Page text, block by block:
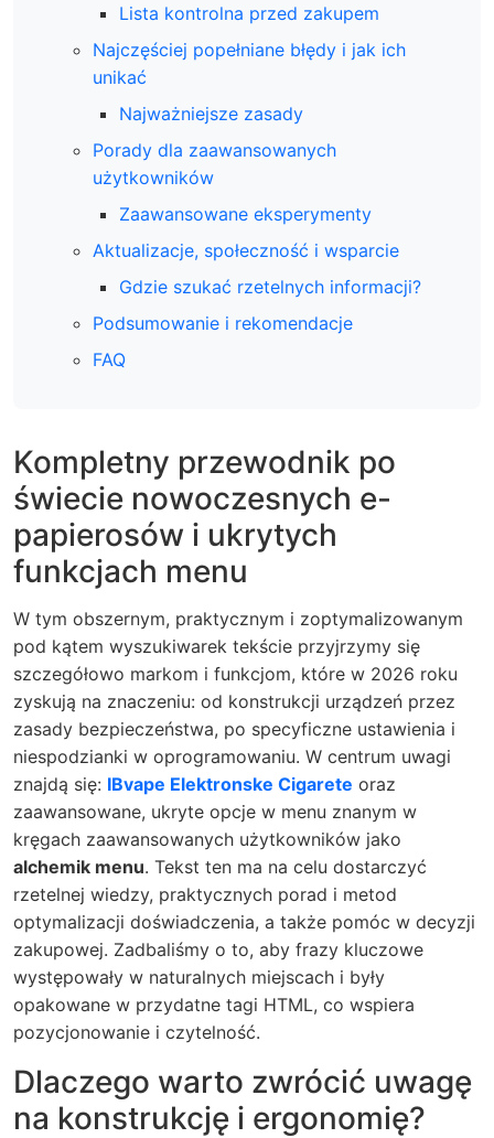
Lista kontrolna przed zakupem
Najczęściej popełniane błędy i jak ich
unikać
Najważniejsze zasady
Porady dla zaawansowanych
użytkowników
Zaawansowane eksperymenty
Aktualizacje, społeczność i wsparcie
Gdzie szukać rzetelnych informacji?
Podsumowanie i rekomendacje
FAQ
Kompletny przewodnik po
świecie nowoczesnych e-
papierosów i ukrytych
funkcjach menu
W tym obszernym, praktycznym i zoptymalizowanym
pod kątem wyszukiwarek tekście przyjrzymy się
szczegółowo markom i funkcjom, które w 2026 roku
zyskują na znaczeniu: od konstrukcji urządzeń przez
zasady bezpieczeństwa, po specyficzne ustawienia i
niespodzianki w oprogramowaniu. W centrum uwagi
znajdą się: IBvape Elektronske Cigarete oraz
zaawansowane, ukryte opcje w menu znanym w
kręgach zaawansowanych użytkowników jako
alchemik menu. Tekst ten ma na celu dostarczyć
rzetelnej wiedzy, praktycznych porad i metod
optymalizacji doświadczenia, a także pomóc w decyzji
zakupowej. Zadbaliśmy o to, aby frazy kluczowe
występowały w naturalnych miejscach i były
opakowane w przydatne tagi HTML, co wspiera
pozycjonowanie i czytelność.
Dlaczego warto zwrócić uwagę
na konstrukcję i ergonomię?